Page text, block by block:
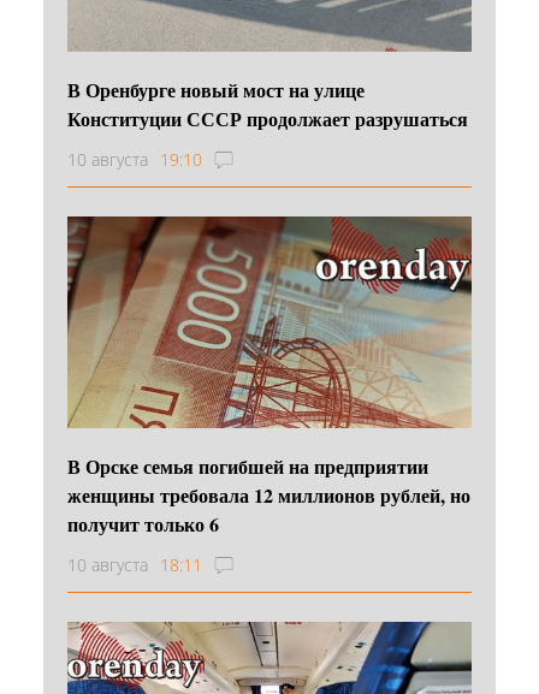
В Оренбурге новый мост на улице
Конституции СССР продолжает разрушаться
10 августа 19:10
В Орске семья погибшей на предприятии
женщины требовала 12 миллионов рублей, но
получит только 6
10 августа 18:11